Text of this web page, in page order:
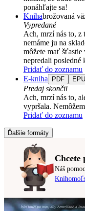
ponáhľajte sa!
Knihabrožovaná
Vypredané
Ach, mrzí nás to, z
nemáme ju na
môžete mať šťastie
nepredali posledné
Pridať do zoznamu
E-kniha
PDF
Predaj skončil
Ach, mrzí nás to,
vypršala.
Pridať do zoznamu
Ďalšie formáty
Chcete
Náš